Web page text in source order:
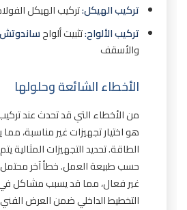
تركيب الهيكل:تركيب الهيكل
تركيب الألواح:تثبيت ألواحساندوتش
والأسقف
الأخطاء الشائعة وحلولها
من الأخطاء التي قد تحدث عند
هو اختيار تجهيزات غير مناسبة،
الطاقة. تحديد التجهيزات المثالية
حسب طبيعة العمل. خطأ آخر
غير فعال، مما قد يسبب مشاكل في
التخطيط الداخلي ضمن العرض